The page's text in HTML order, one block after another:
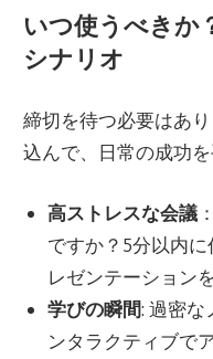
いつ使うべきか
シナリオ
締切を待つ必要はあ
込んで、日常の成功
高ストレスな会議
ですか？5分以内
レゼンテーション
学びの瞬間: 過密な
ンタラクティブで